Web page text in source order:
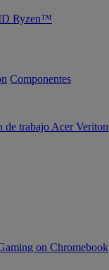
Ryzen™
Componentes
de trabajo Acer Veriton
on Chromebook